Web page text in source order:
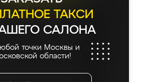
ТАКСИ
САЛОНА
точки Москвы и
области!